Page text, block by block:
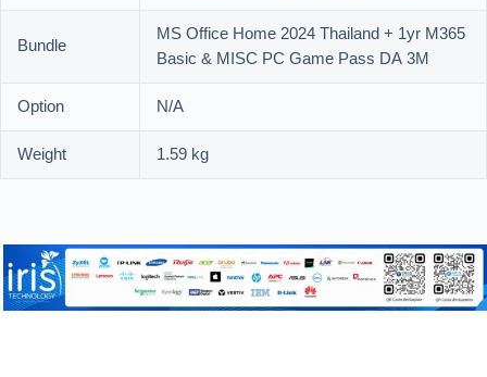
Bundle
MS Office Home 2024 Thailand + 1yr M365
Basic & MISC PC Game Pass DA 3M
Option
N/A
Weight
1.59 kg